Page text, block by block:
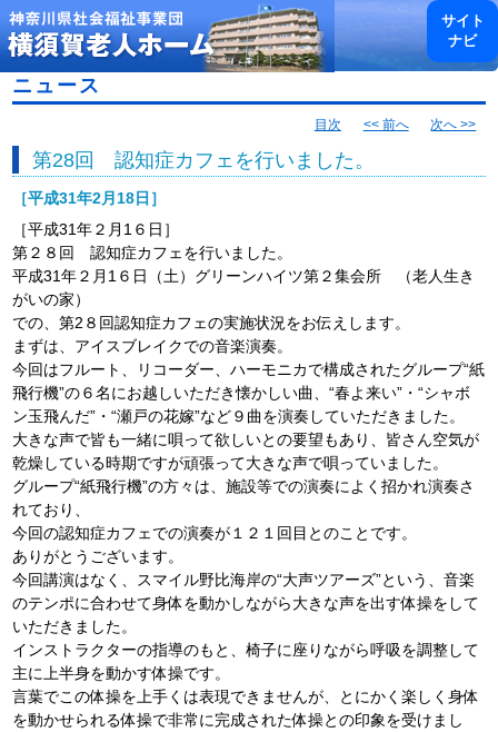
サイト
ナビ
ニュース
目次 << 前へ 次へ >>
第28回 認知症カフェを行いました。
［平成31年2月18日］
［平成31年２月1６日］
第２８回 認知症カフェを行いました。
平成31年２月1６日（土）グリーンハイツ第２集会所 （老人生き
がいの家）
での、第2８回認知症カフェの実施状況をお伝えします。
まずは、アイスブレイクでの音楽演奏。
今回はフルート、リコーダー、ハーモニカで構成されたグループ“紙
飛行機”の６名にお越しいただき懐かしい曲、“春よ来い”・“シャボ
ン玉飛んだ”・“瀬戸の花嫁”など９曲を演奏していただきました。
大きな声で皆も一緒に唄って欲しいとの要望もあり、皆さん空気が
乾燥している時期ですが頑張って大きな声で唄っていました。
グループ“紙飛行機”の方々は、施設等での演奏によく招かれ演奏さ
れており、
今回の認知症カフェでの演奏が１２１回目とのことです。
ありがとうございます。
今回講演はなく、スマイル野比海岸の“大声ツアーズ”という、音楽
のテンポに合わせて身体を動かしながら大きな声を出す体操をして
いただきました。
インストラクターの指導のもと、椅子に座りながら呼吸を調整して
主に上半身を動かす体操です。
言葉でこの体操を上手くは表現できませんが、とにかく楽しく身体
を動かせられる体操で非常に完成された体操との印象を受けまし